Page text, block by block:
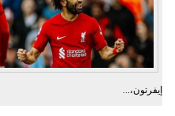
إيفرتون،...